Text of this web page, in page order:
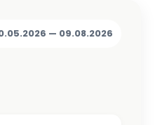
— 09.08.2026